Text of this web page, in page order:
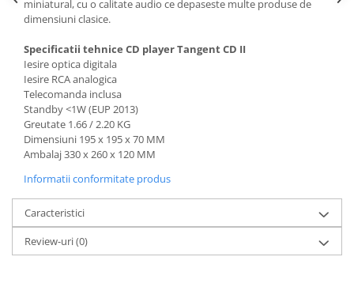
miniatural, cu o calitate audio ce depaseste multe produse de
dimensiuni clasice.
Specificatii tehnice CD player Tangent CD II
Iesire optica digitala
Iesire RCA analogica
Telecomanda inclusa
Standby <1W (EUP 2013)
Greutate 1.66 / 2.20 KG
Dimensiuni 195 x 195 x 70 MM
Ambalaj 330 x 260 x 120 MM
Informatii conformitate produs
Caracteristici
Review-uri(0)